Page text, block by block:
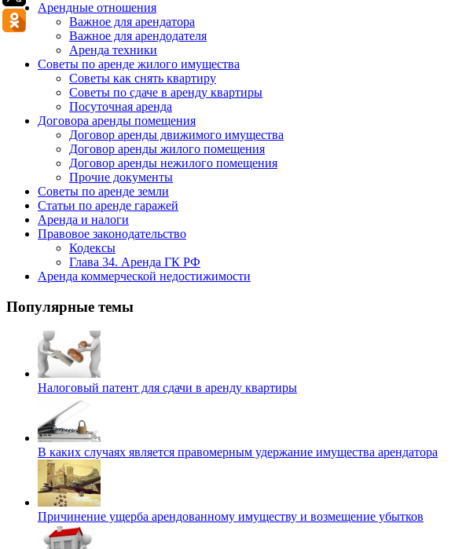
Арендные отношения
Важное для арендатора
Важное для арендодателя
Аренда техники
Советы по аренде жилого имущества
Советы как снять квартиру
Советы по сдаче в аренду квартиры
Посуточная аренда
Договора аренды помещения
Договор аренды движимого имущества
Договор аренды жилого помещения
Договор аренды нежилого помещения
Прочие документы
Советы по аренде земли
Статьи по аренде гаражей
Аренда и налоги
Правовое законодательство
Кодексы
Глава 34. Аренда ГК РФ
Аренда коммерческой недостижимости
Популярные темы
Налоговый патент для сдачи в аренду квартиры
В каких случаях является правомерным удержание имущества арендатора
Причинение ущерба арендованному имуществу и возмещение убытков